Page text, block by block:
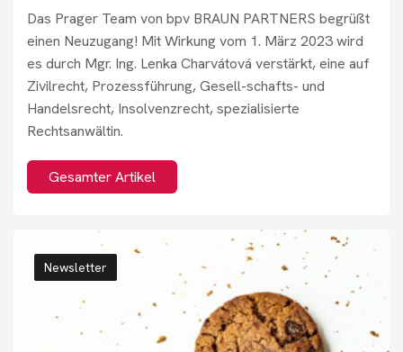
Das Prager Team von bpv BRAUN PARTNERS begrüßt
einen Neuzugang! Mit Wirkung vom 1. März 2023 wird
es durch Mgr. Ing. Lenka Charvátová verstärkt, eine auf
Zivilrecht, Prozessführung, Gesell-schafts- und
Handelsrecht, Insolvenzrecht, spezialisierte
Rechtsanwältin.
Gesamter Artikel
Newsletter